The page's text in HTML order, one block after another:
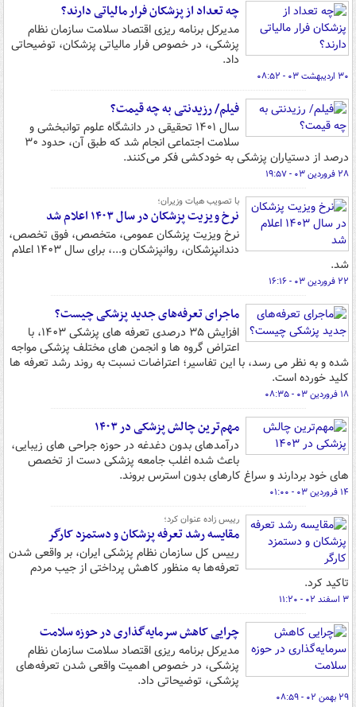
چه تعداد از پزشکان فرار مالیاتی دارند؟
مدیرکل برنامه ریزی اقتصاد سلامت سازمان نظام
پزشکی، در خصوص فرار مالیاتی پزشکان، توضیحاتی
داد.
۳۰ اردیبهشت ۰۳ - ۰۸:۵۲
فیلم/ رزیدنتی به چه قیمت؟
سال ۱۴۰۱ تحقیقی در دانشگاه علوم توانبخشی و
سلامت اجتماعی انجام شد که طبق آن، حدود ۳۰
درصد از دستیاران پزشکی به خودکشی فکر می‌کنند.
۲۸ فروردین ۰۳ - ۱۹:۵۷
با تصویب هیات وزیران؛
نرخ ویزیت پزشکان در سال ۱۴۰۳ اعلام شد
نرخ ویزیت پزشکان عمومی، متخصص، فوق تخصص،
دندانپزشکان، روانپزشکان و...، برای سال ۱۴۰۳ اعلام
شد.
۲۲ فروردین ۰۳ - ۱۶:۱۶
ماجرای تعرفه‌های جدید پزشکی چیست؟
افزایش ۳۵ درصدی تعرفه های پزشکی ۱۴۰۳، با
اعتراض گروه ها و انجمن های مختلف پزشکی مواجه
شده و به نظر می رسد، با این تفاسیر؛ اعتراضات نسبت به روند رشد تعرفه ها
کلید خورده است.
۱۸ فروردین ۰۳ - ۰۸:۳۵
مهم‌ترین چالش پزشکی در ۱۴۰۳
درآمدهای بدون دغدغه در حوزه جراحی های زیبایی،
باعث شده اغلب جامعه پزشکی دست از تخصص
های خود بردارند و سراغ کارهای بدون استرس بروند.
۱۴ فروردین ۰۳ - ۰۱:۰۰
رییس زاده عنوان کرد؛
مقایسه رشد تعرفه پزشکان و دستمزد کارگر
رییس کل سازمان نظام پزشکی ایران، بر واقعی شدن
تعرفه‌ها به منظور کاهش پرداختی از جیب مردم
تاکید کرد.
۳ اسفند ۰۲ - ۱۱:۲۰
چرایی کاهش سرمایه‌گذاری در حوزه سلامت
مدیرکل برنامه ریزی اقتصاد سلامت سازمان نظام
پزشکی، در خصوص اهمیت واقعی شدن تعرفه‌های
پزشکی، توضیحاتی داد.
۲۹ بهمن ۰۲ - ۰۸:۵۹